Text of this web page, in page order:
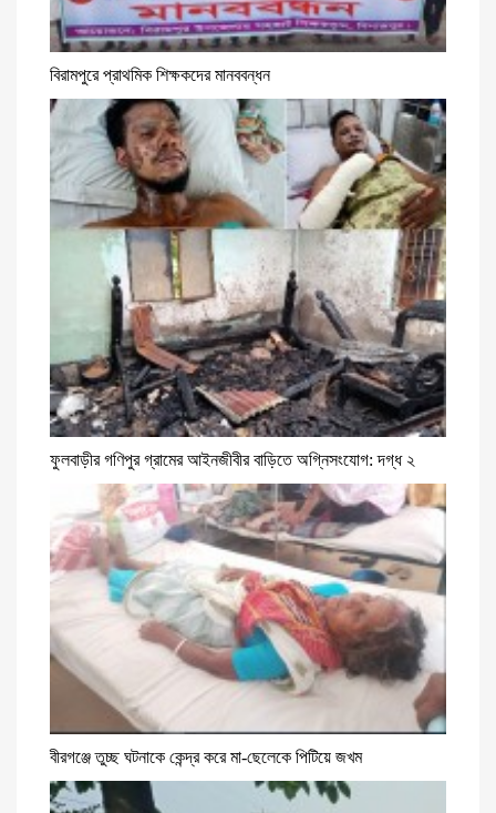
বিরামপুরে প্রাথমিক শিক্ষকদের মানববন্ধন
ফুলবাড়ীর গণিপুর গ্রামের আইনজীবীর বাড়িতে অগ্নিসংযোগ: দগ্ধ ২
বীরগঞ্জে তুচ্ছ ঘটনাকে কেন্দ্র করে মা-ছেলেকে পিটিয়ে জখম